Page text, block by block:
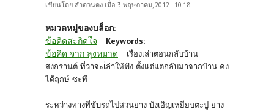
เขียนโดย ลำดวนดง เมื่อ 3 พฤษภาคม, 2012 - 10:18
หมวดหมู่ของบล็อก:
ข้อคิดสะกิดใจ
Keywords:
ข้อคิด จาก ลุงหมาด
เรื่องเล่าตอนกลับบ้าน
สงกรานต์ ที่ว่าจะเ่ล่าให้ฟัง ตั้งแต่แต่กลับมาจากบ้าน คง
ได้ฤกษ์ ซะที
ระหว่างทางที่ขับรถไปสวนยาง บังเอิญเหยียบตะปู ยาง